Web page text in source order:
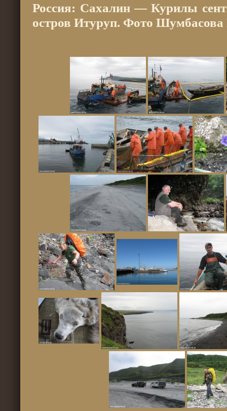
Россия: Сахалин — Курилы
остров Итуруп. Фото